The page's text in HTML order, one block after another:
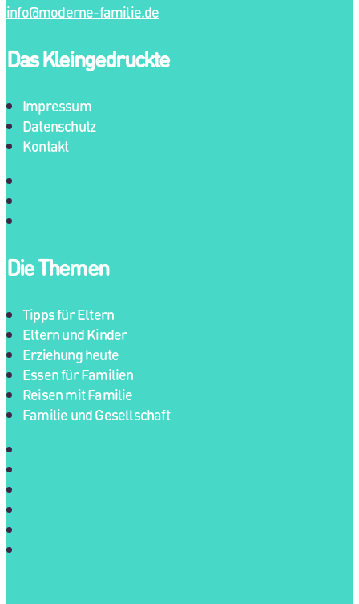
info@moderne-familie.de
Das Kleingedruckte
Impressum
Datenschutz
Kontakt
Die Themen
Tipps für Eltern
Eltern und Kinder
Erziehung heute
Essen für Familien
Reisen mit Familie
Familie und Gesellschaft